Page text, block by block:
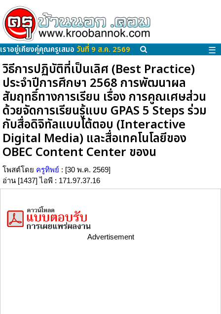
เราอยู่เคียงคู่คุณครูเสมอ วันที่ 9 ส.ค. 2569 ☰
วิธีการปฏิบัติที่เป็นเลิศ (Best Practice)
ประจำปีการศึกษา 2568 การพัฒนาผล
สัมฤทธิ์ทางการเรียน เรื่อง การคูณเศษส่วน
ด้วยจัดการเรียนรู้แบบ GPAS 5 Steps ร่วม
กับสื่อดิจิทัลแบบโต้ตอบ (Interactive
Digital Media) และสื่อเทคโนโลยีของ
OBEC Content Center ของน
โพสต์โดย ครูทิพย์ : [30 พ.ค. 2569]
อ่าน [1437] ไอพี : 171.97.37.16
Advertisement